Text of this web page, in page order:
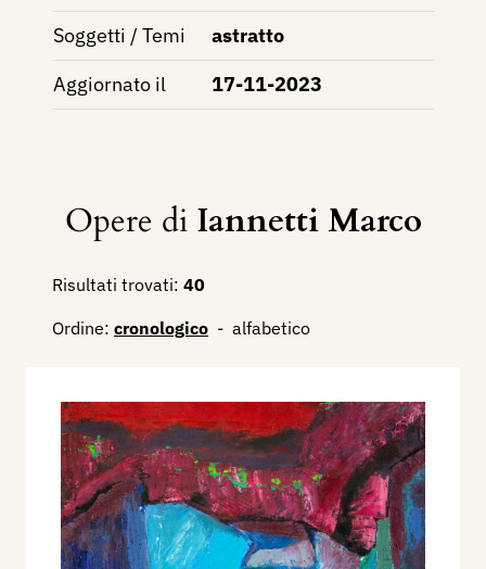
Soggetti / Temi
astratto
Aggiornato il
17-11-2023
Opere di Iannetti Marco
Risultati trovati: 40
Ordine: cronologico - alfabetico